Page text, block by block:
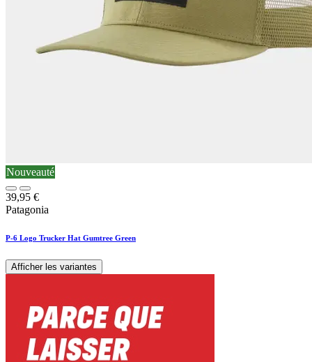
Nouveauté
39,95 €
Patagonia
P-6 Logo Trucker Hat Gumtree Green
Afficher les variantes